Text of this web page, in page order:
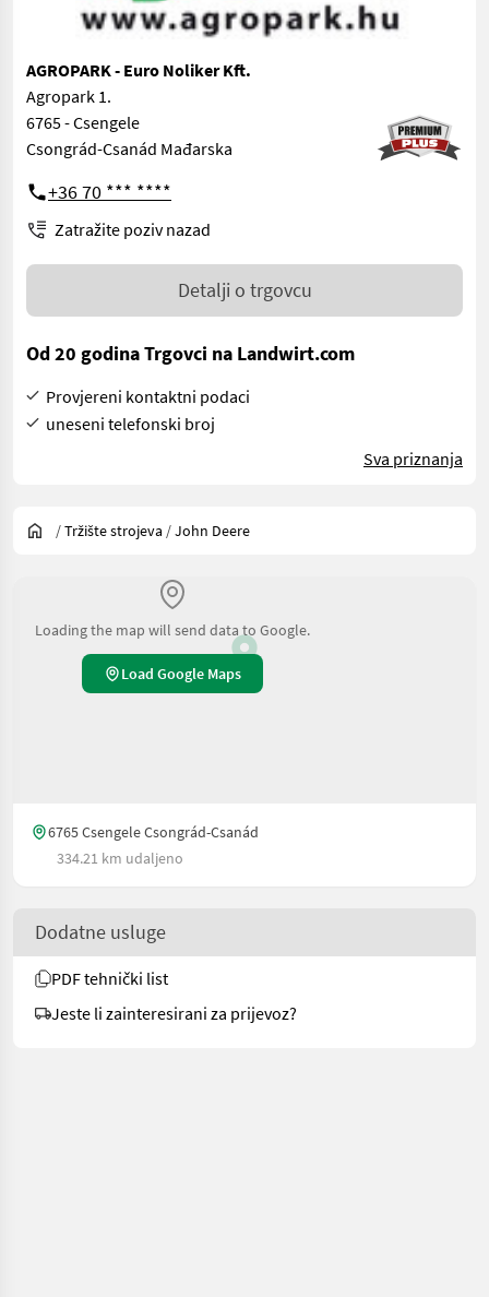
AGROPARK - Euro Noliker Kft.
Agropark 1.
6765 - Csengele
Csongrád-Csanád Mađarska
+36 70 *** ****
Zatražite poziv nazad
Detalji o trgovcu
Od 20 godina Trgovci na Landwirt.com
Provjereni kontaktni podaci
uneseni telefonski broj
Sva priznanja
/Tržište strojeva /John Deere
Loading the map will send data to Google.
Load Google Maps
6765 Csengele Csongrád-Csanád
334.21 km udaljeno
Dodatne usluge
PDF tehnički list
Jeste li zainteresirani za prijevoz?